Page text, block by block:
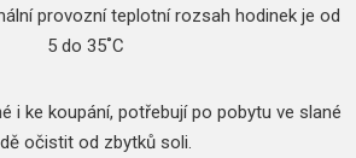
provozní teplotní rozsah hodinek je od
5 do 35˚C
i ke koupání, potřebují po pobytu ve slané
očistit od zbytků soli.